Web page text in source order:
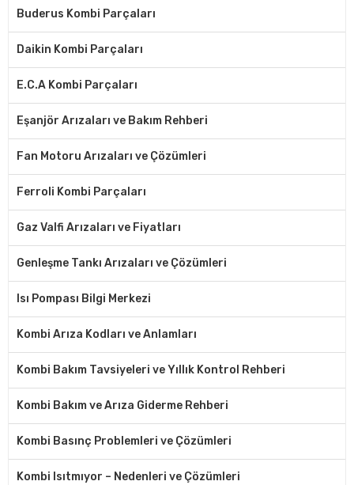
Buderus Kombi Parçaları
Daikin Kombi Parçaları
E.C.A Kombi Parçaları
Eşanjör Arızaları ve Bakım Rehberi
Fan Motoru Arızaları ve Çözümleri
Ferroli Kombi Parçaları
Gaz Valfi Arızaları ve Fiyatları
Genleşme Tankı Arızaları ve Çözümleri
Isı Pompası Bilgi Merkezi
Kombi Arıza Kodları ve Anlamları
Kombi Bakım Tavsiyeleri ve Yıllık Kontrol Rehberi
Kombi Bakım ve Arıza Giderme Rehberi
Kombi Basınç Problemleri ve Çözümleri
Kombi Isıtmıyor – Nedenleri ve Çözümleri